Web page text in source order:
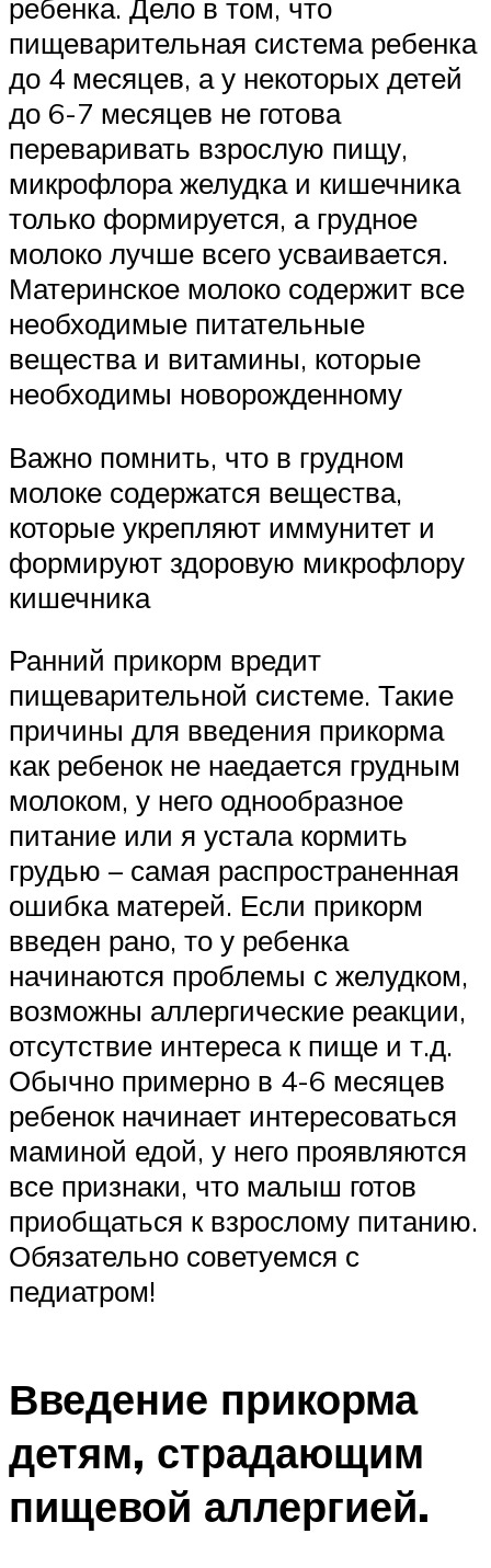
ребенка. Дело в том, что
пищеварительная система ребенка
до 4 месяцев, а у некоторых детей
до 6-7 месяцев не готова
переваривать взрослую пищу,
микрофлора желудка и кишечника
только формируется, а грудное
молоко лучше всего усваивается.
Материнское молоко содержит все
необходимые питательные
вещества и витамины, которые
необходимы новорожденному
Важно помнить, что в грудном
молоке содержатся вещества,
которые укрепляют иммунитет и
формируют здоровую микрофлору
кишечника
Ранний прикорм вредит
пищеварительной системе. Такие
причины для введения прикорма
как ребенок не наедается грудным
молоком, у него однообразное
питание или я устала кормить
грудью – самая распространенная
ошибка матерей. Если прикорм
введен рано, то у ребенка
начинаются проблемы с желудком,
возможны аллергические реакции,
отсутствие интереса к пище и т.д.
Обычно примерно в 4-6 месяцев
ребенок начинает интересоваться
маминой едой, у него проявляются
все признаки, что малыш готов
приобщаться к взрослому питанию.
Обязательно советуемся с
педиатром!
Введение прикорма
детям, страдающим
пищевой аллергией.